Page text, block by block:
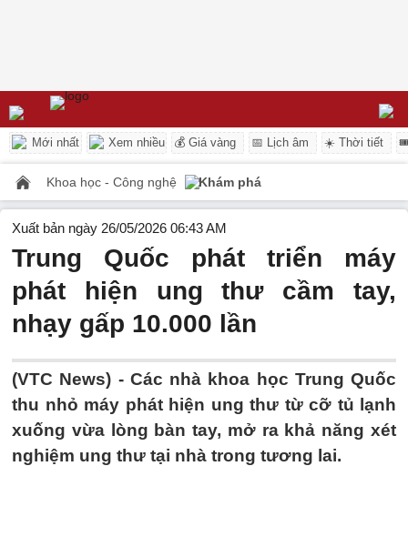
Mới nhất Xem nhiều 💰 Giá vàng 📅 Lịch âm ☀️ Thời tiết
Khoa học - Công nghệ Khám phá
Xuất bản ngày 26/05/2026 06:43 AM
Trung Quốc phát triển máy
phát hiện ung thư cầm tay,
nhạy gấp 10.000 lần
(VTC News) - Các nhà khoa học Trung Quốc
thu nhỏ máy phát hiện ung thư từ cỡ tủ lạnh
xuống vừa lòng bàn tay, mở ra khả năng xét
nghiệm ung thư tại nhà trong tương lai.